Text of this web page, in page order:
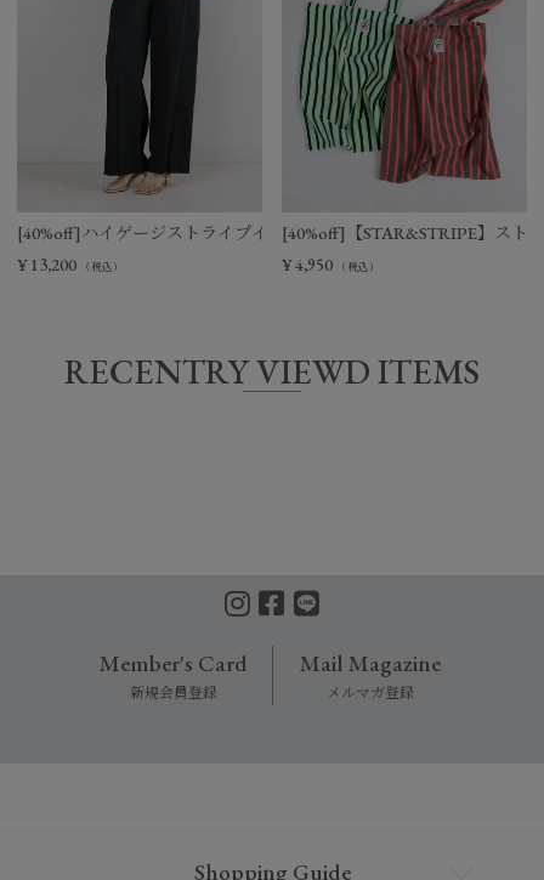
[40%off]ハイゲージストライプイージーパンツ
¥ 13,200 （税込）
[40%off]【STAR&STRIPE】スト
¥4,950 （税込）
RECENTRY VIEWD ITEMS
Member's Card
新規会員登録
Mail Magazine
メルマガ登録
Shopping Guide